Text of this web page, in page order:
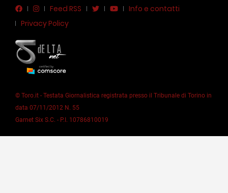
Feed RSS
Info e contatti
Privacy Policy
© Toro.it - Testata Giornalistica registrata presso il Tribunale di Torino in
data 07/11/2012 N. 55
Garnet Six S.C. - P.I. 10786810019